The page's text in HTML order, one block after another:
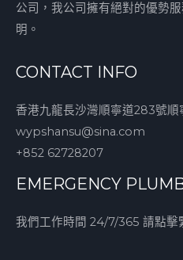
公司，我公司擁有絕對的優勢
明。
CONTACT INFO
香港九龍長沙灣順寧道283號順
wypshansu@sina.com
+852 62728207
EMERGENCY
我們工作時間 24/7/365 請點擊